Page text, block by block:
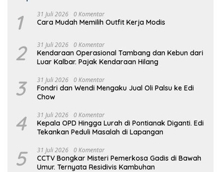
1 31 Juli 2026 0 Komentar
Cara Mudah Memilih Outfit Kerja Modis
2 31 Juli 2026 0 Komentar
Kendaraan Operasional Tambang dan Kebun dari
Luar Kalbar. Pajak Kendaraan Hilang
3 31 Juli 2026 0 Komentar
Fondri dan Wendi Mengaku Jual Oli Palsu ke Edi
Chow
4 31 Juli 2026 0 Komentar
Kepala OPD Hingga Lurah di Pontianak Diganti. Edi
Tekankan Peduli Masalah di Lapangan
5 31 Juli 2026 0 Komentar
CCTV Bongkar Misteri Pemerkosa Gadis di Bawah
Umur. Ternyata Residivis Kambuhan